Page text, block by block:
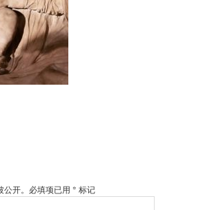
公开。必填项已用 * 标记